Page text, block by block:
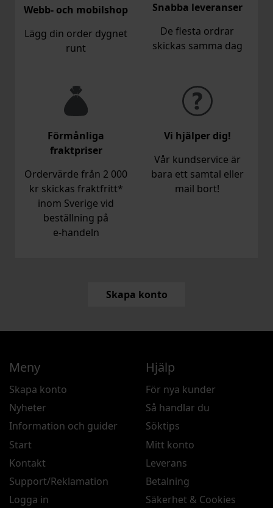
Webb- och mobilshop
Lägg din order dygnet
runt
Snabba leveranser
De flesta ordrar
skickas samma dag
Förmånliga
fraktpriser
Ordervärde från 2 000
kr skickas fraktfritt*
inom Sverige vid
beställning på
e‑handeln
Vi hjälper dig!
Vår kundservice är
bara ett samtal eller
mail bort!
Skapa konto
Meny
Skapa konto
Nyheter
Information och guider
Start
Kontakt
Support/Reklamation
Logga in
Hjälp
För nya kunder
Så handlar du
Söktips
Mitt konto
Leverans
Betalning
Säkerhet & Cookies